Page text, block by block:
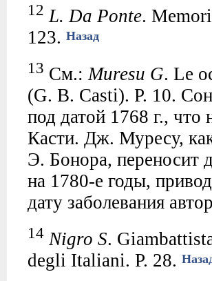
12 L. Da Ponte.
123. Назад
13 См.: Muresu G. Le
(G. B. Casti). P. 10.
под датой 1768 г., что
Касти. Дж. Муресу,
Э. Бонора, переносит
на 1780-е годы,
дату заболевания
14 Nigro S.
degli Italiani. P. 28.